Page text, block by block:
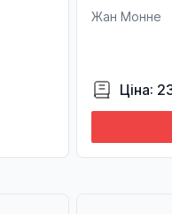
Жан Монне
Ціна: